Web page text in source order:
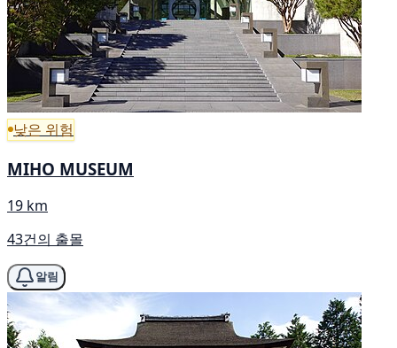
낮은 위험
MIHO MUSEUM
19 km
43건의 출몰
알림